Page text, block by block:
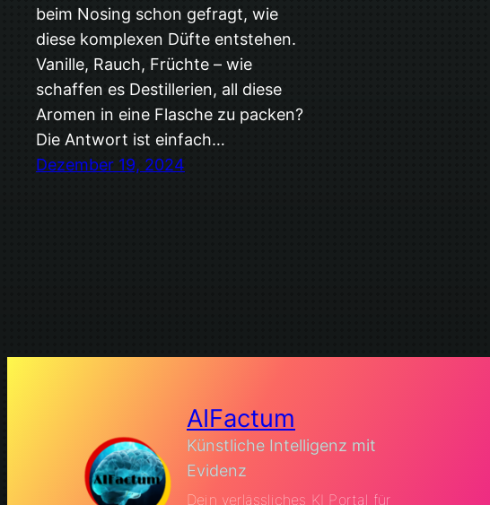
beim Nosing schon gefragt, wie
diese komplexen Düfte entstehen.
Vanille, Rauch, Früchte – wie
schaffen es Destillerien, all diese
Aromen in eine Flasche zu packen?
Die Antwort ist einfach…
Dezember 19, 2024
AIFactum
Künstliche Intelligenz mit
Evidenz
Dein verlässliches KI Portal für